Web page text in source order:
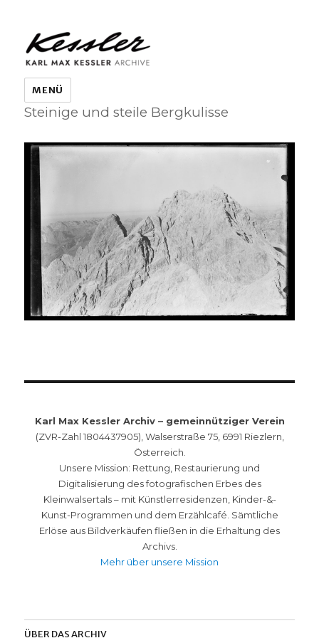
KARL MAX KESSLER ARCHIVE
MENÜ
Steinige und steile Bergkulisse
Karl Max Kessler Archiv – gemeinnütziger Verein
(ZVR-Zahl 1804437905), Walserstraße 75, 6991 Riezlern,
Österreich.
Unsere Mission: Rettung, Restaurierung und
Digitalisierung des fotografischen Erbes des
Kleinwalsertals – mit Künstlerresidenzen, Kinder-&-
Kunst-Programmen und dem Erzählcafé. Sämtliche
Erlöse aus Bildverkäufen fließen in die Erhaltung des
Archivs.
Mehr über unsere Mission
ÜBER DAS ARCHIV